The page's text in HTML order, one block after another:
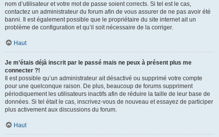
nom d’utilisateur et votre mot de passe soient corrects. Si tel est le cas,
contactez un administrateur du forum afin de vous assurer de ne pas avoir été
banni. Il est également possible que le propriétaire du site internet ait un
problème de configuration et qu’il soit nécessaire de la corriger.
Haut
Je m’étais déjà inscrit par le passé mais ne peux à présent plus me
connecter ?!
Il est possible qu’un administrateur ait désactivé ou supprimé votre compte
pour une quelconque raison. De plus, beaucoup de forums suppriment
périodiquement les utilisateurs inactifs afin de réduire la taille de leur base de
données. Si tel était le cas, inscrivez-vous de nouveau et essayez de participer
plus activement aux discussions du forum.
Haut